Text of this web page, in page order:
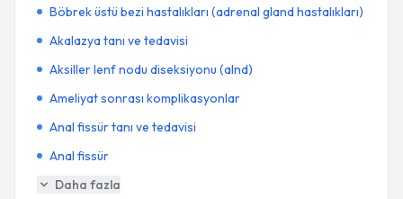
Böbrek üstü bezi hastalıkları (adrenal gland hastalıkları)
Akalazya tanı ve tedavisi
Aksiller lenf nodu diseksiyonu (alnd)
Ameliyat sonrası komplikasyonlar
Anal fissür tanı ve tedavisi
Anal fissür
Daha fazla